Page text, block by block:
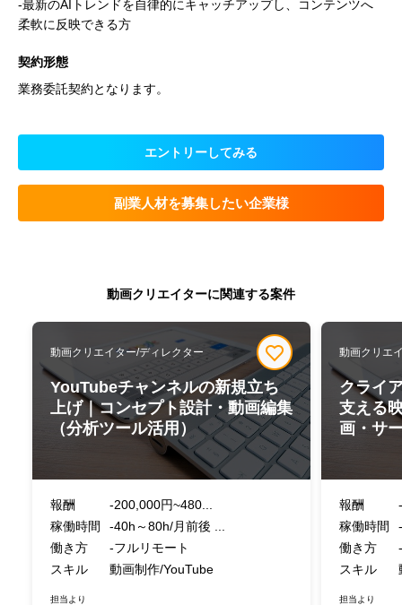
-最新のAIトレンドを自律的にキャッチアップし、コンテンツへ
柔軟に反映できる方
契約形態
業務委託契約となります。
エントリーしてみる
副業人材を募集したい企業様
動画クリエイターに関連する案件
動画クリエイター/ディレクター
YouTubeチャンネルの新規立ち
上げ｜コンセプト設計・動画編集
（分析ツール活用）
報酬
-200,000円~480...
稼働時間
-40h～80h/月前後 ...
働き方
-フルリモート
スキル
動画制作/YouTube
担当より
動画クリエ
クライ
支える
画・サ
報酬
稼働時間
働き方
スキル
担当より